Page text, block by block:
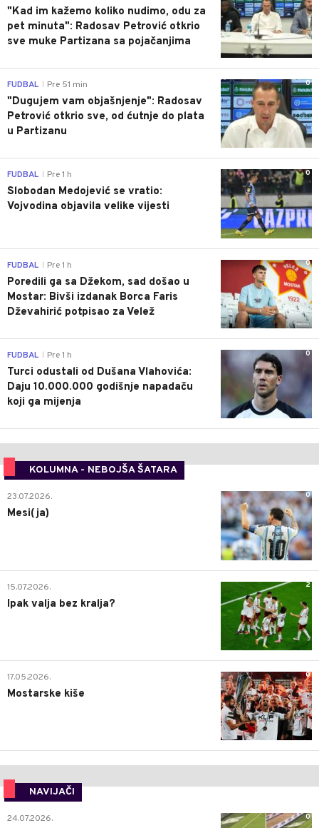
"Kad im kažemo koliko nudimo, odu za
pet minuta": Radosav Petrović otkrio
sve muke Partizana sa pojačanjima
0
FUDBAL Pre 51 min
"Dugujem vam objašnjenje": Radosav
Petrović otkrio sve, od ćutnje do plata
u Partizanu
0
FUDBAL Pre 1 h
Slobodan Medojević se vratio:
Vojvodina objavila velike vijesti
0
FUDBAL Pre 1 h
Poredili ga sa Džekom, sad došao u
Mostar: Bivši izdanak Borca Faris
Dževahirić potpisao za Velež
0
FUDBAL Pre 1 h
Turci odustali od Dušana Vlahovića:
Daju 10.000.000 godišnje napadaču
koji ga mijenja
KOLUMNA - NEBOJŠA ŠATARA
0
23.07.2026.
Mesi(ja)
2
15.07.2026.
Ipak valja bez kralja?
0
17.05.2026.
Mostarske kiše
NAVIJAČI
0
24.07.2026.